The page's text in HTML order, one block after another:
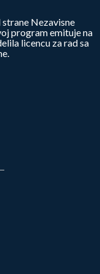
Nezavisne
program emituje na
licencu za rad sa